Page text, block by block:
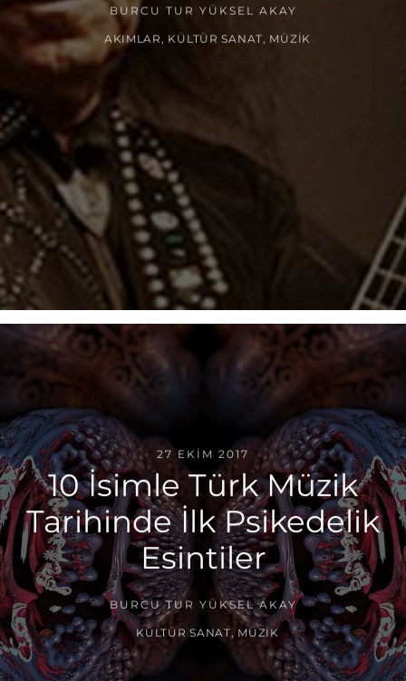
BURCU TUR YÜKSEL AKAY
AKIMLAR , KÜLTÜR SANAT MÜZIK
27 EKIM 2017
10 İsimle Türk Müzik
Tarihinde İlk Psikedelik
Esintiler
BURCU TUR YÜKSEL AKAY
KÜLTÜR SANAT, MÜZIK